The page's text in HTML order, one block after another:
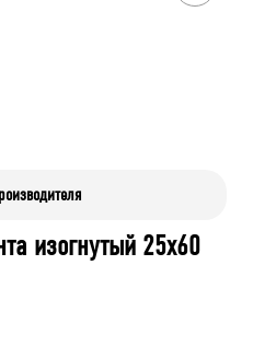
изогнутый 25х60